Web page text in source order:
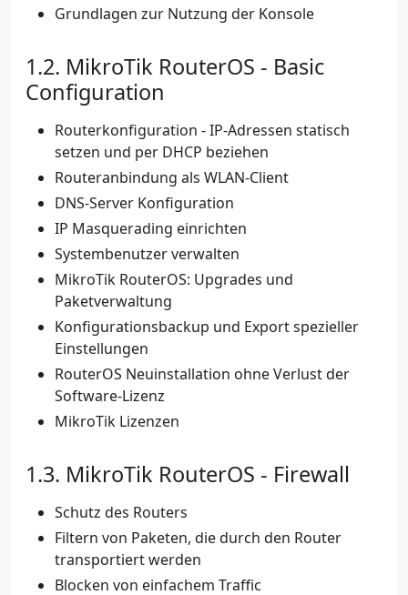
Grundlagen zur Nutzung der Konsole
MikroTik RouterOS - Basic
Configuration
Routerkonfiguration - IP-Adressen statisch
setzen und per DHCP beziehen
Routeranbindung als WLAN-Client
DNS-Server Konfiguration
IP Masquerading einrichten
Systembenutzer verwalten
MikroTik RouterOS: Upgrades und
Paketverwaltung
Konfigurationsbackup und Export spezieller
Einstellungen
RouterOS Neuinstallation ohne Verlust der
Software-Lizenz
MikroTik Lizenzen
MikroTik RouterOS - Firewall
Schutz des Routers
Filtern von Paketen, die durch den Router
transportiert werden
Blocken von einfachem Traffic